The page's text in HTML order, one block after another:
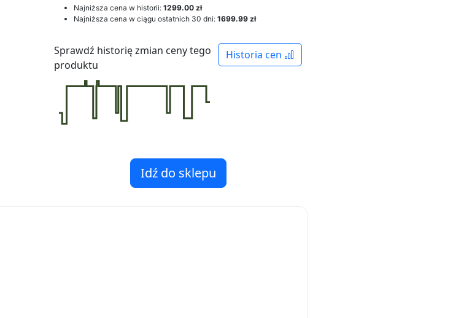
Najniższa cena w historii: 1299.00 zł
Najniższa cena w ciągu ostatnich 30 dni: 1699.99 zł
Historia cen
Sprawdź historię zmian ceny tego
produktu
Idź do sklepu